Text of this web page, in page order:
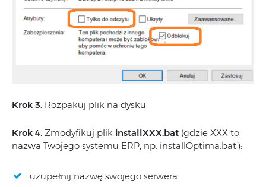
Krok 3. Rozpakuj plik na dysku.
Krok 4. Zmodyfikuj plik installXXX.bat (gdzie XXX to
nazwa Twojego systemu ERP, np. installOptima.bat.):
uzupełnij nazwę swojego serwera